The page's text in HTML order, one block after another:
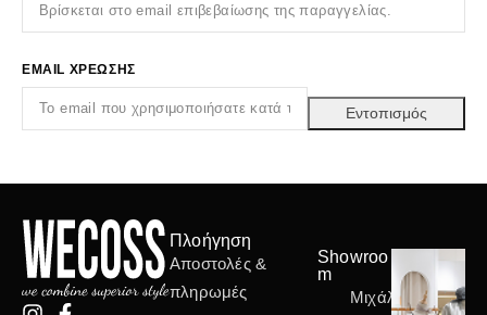
EMAIL ΧΡΈΩΣΗΣ
Εντοπισμός
Πλοήγηση
Αποστολές &
πληρωμές
Showroo
m
Μιχάλη